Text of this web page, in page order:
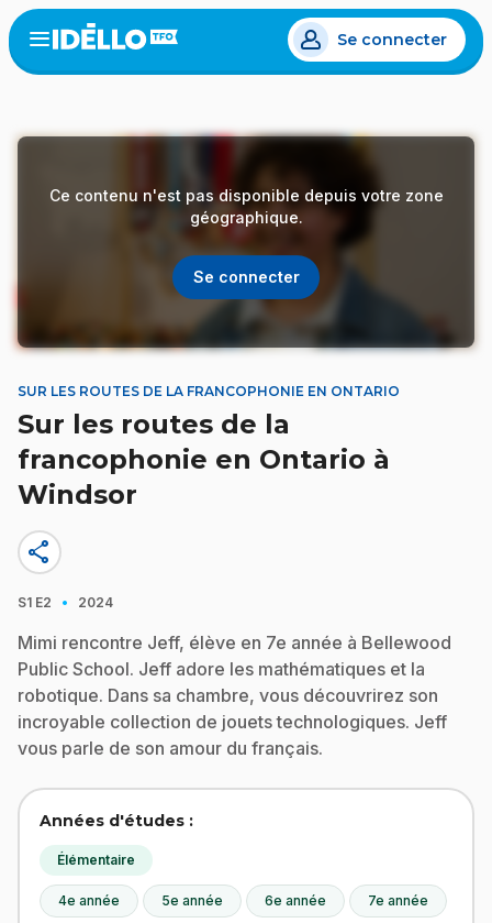
Aller
au
contenu
Open
menu
Se connecter
Ce contenu n'est pas disponible depuis votre zone
géographique.
Se connecter
SUR LES ROUTES DE LA FRANCOPHONIE EN ONTARIO
Sur les routes de la
francophonie en Ontario à
Windsor
share
S1 E2 · 2024
Mimi rencontre Jeff, élève en 7e année à Bellewood
Public School. Jeff adore les mathématiques et la
robotique. Dans sa chambre, vous découvrirez son
incroyable collection de jouets technologiques. Jeff
vous parle de son amour du français.
Années d'études :
Élémentaire
4e année 5e année 6e année 7e année